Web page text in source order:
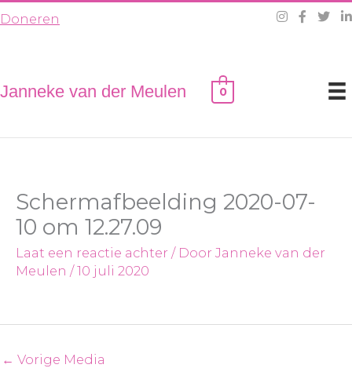
naar
Doneren
Janneke van der Meulen 0
Schermafbeelding 2020-07-
10 om 12.27.09
Laat een reactie achter / Door Janneke van der
Meulen /10 juli 2020
← Vorige Media